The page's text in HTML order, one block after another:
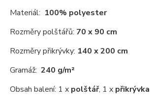
Materiál: 100% polyester
Rozměry polštářů: 70 x 90 cm
Rozměry přikrývky: 140 x 200 cm
Gramáž: 240 g/m²
Obsah balení: 1 x polštář, 1 x přikrývka